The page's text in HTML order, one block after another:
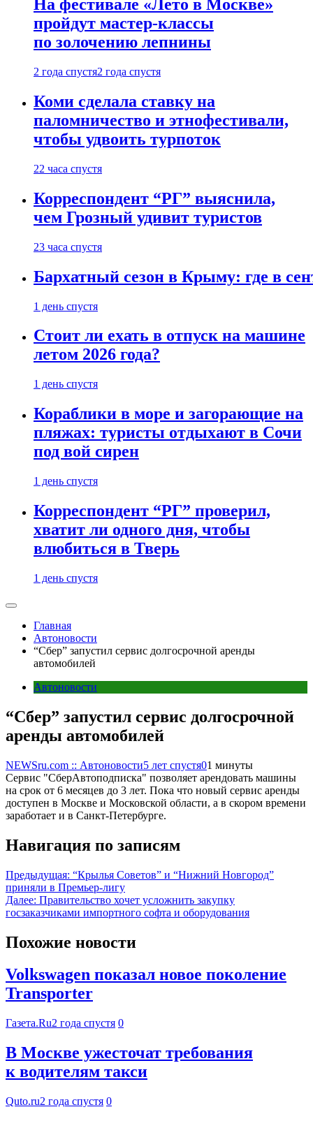
На фестивале «Лето в Москве»
пройдут мастер-классы
по золочению лепнины
2 года спустя2 года спустя
Коми сделала ставку на
паломничество и этнофестивали,
чтобы удвоить турпоток
22 часа спустя
Корреспондент “РГ” выяснила,
чем Грозный удивит туристов
23 часа спустя
Бархатный сезон в Крыму: где в
1 день спустя
Стоит ли ехать в отпуск на машине
летом 2026 года?
1 день спустя
Кораблики в море и загорающие на
пляжах: туристы отдыхают в Сочи
под вой сирен
1 день спустя
Корреспондент “РГ” проверил,
хватит ли одного дня, чтобы
влюбиться в Тверь
1 день спустя
Главная
Автоновости
“Сбер” запустил сервис долгосрочной аренды
автомобилей
Автоновости
“Сбер” запустил сервис долгосрочной
аренды автомобилей
NEWSru.com :: Автоновости5 лет спустя01 минуты
Сервис "СберАвтоподписка" позволяет арендовать машины
на срок от 6 месяцев до 3 лет. Пока что новый сервис аренды
доступен в Москве и Московской области, а в скором времени
заработает и в Санкт-Петербурге.
Навигация по записям
Предыдущая: “Крылья Советов” и “Нижний Новгород”
приняли в Премьер-лигу
Далее: Правительство хочет усложнить закупку
госзаказчиками импортного софта и оборудования
Похожие новости
Volkswagen показал новое поколение
Transporter
Газета.Ru2 года спустя 0
В Москве ужесточат требования
к водителям такси
Quto.ru2 года спустя 0